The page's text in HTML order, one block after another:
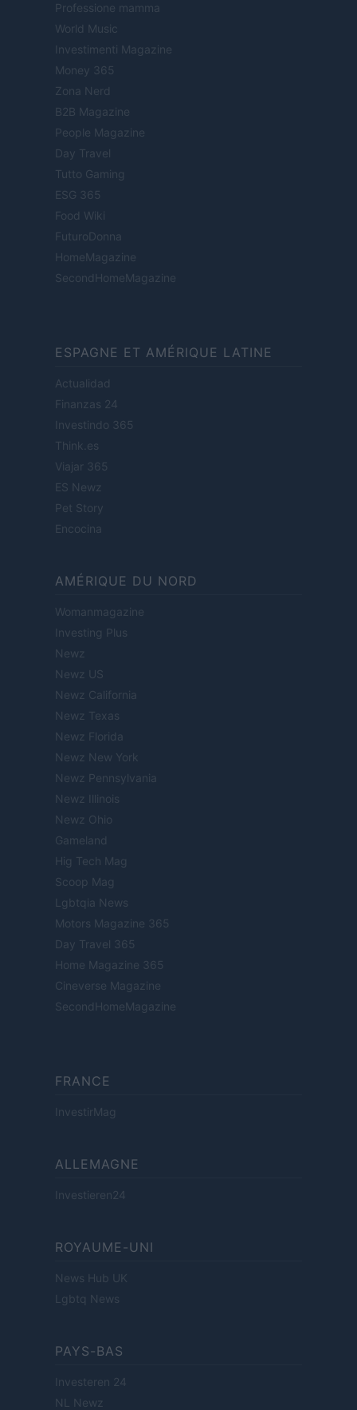
Professione mamma
World Music
Investimenti Magazine
Money 365
Zona Nerd
B2B Magazine
People Magazine
Day Travel
Tutto Gaming
ESG 365
Food Wiki
FuturoDonna
HomeMagazine
SecondHomeMagazine
ESPAGNE ET AMÉRIQUE LATINE
Actualidad
Finanzas 24
Investindo 365
Think.es
Viajar 365
ES Newz
Pet Story
Encocina
AMÉRIQUE DU NORD
Womanmagazine
Investing Plus
Newz
Newz US
Newz California
Newz Texas
Newz Florida
Newz New York
Newz Pennsylvania
Newz Illinois
Newz Ohio
Gameland
Hig Tech Mag
Scoop Mag
Lgbtqia News
Motors Magazine 365
Day Travel 365
Home Magazine 365
Cineverse Magazine
SecondHomeMagazine
FRANCE
InvestirMag
ALLEMAGNE
Investieren24
ROYAUME-UNI
News Hub UK
Lgbtq News
PAYS-BAS
Investeren 24
NL Newz